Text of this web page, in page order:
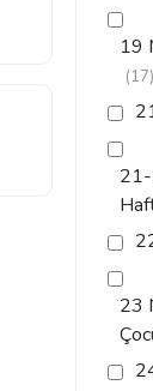
19
(17)
21-
23